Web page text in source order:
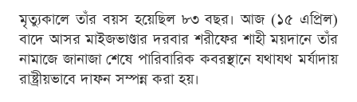
মৃত্যুকালে তাঁর বয়স হয়েছিল ৮৩ বছর। আজ (১৫ এপ্রিল)
বাদে আসর মাইজভাণ্ডার দরবার শরীফের শাহী ময়দানে তাঁর
নামাজে জানাজা শেষে পারিবারিক কবরস্থানে যথাযথ মর্যাদায়
রাষ্ট্রীয়ভাবে দাফন সম্পন্ন করা হয়।